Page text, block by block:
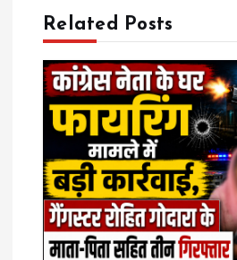
g
a
o
Related Posts